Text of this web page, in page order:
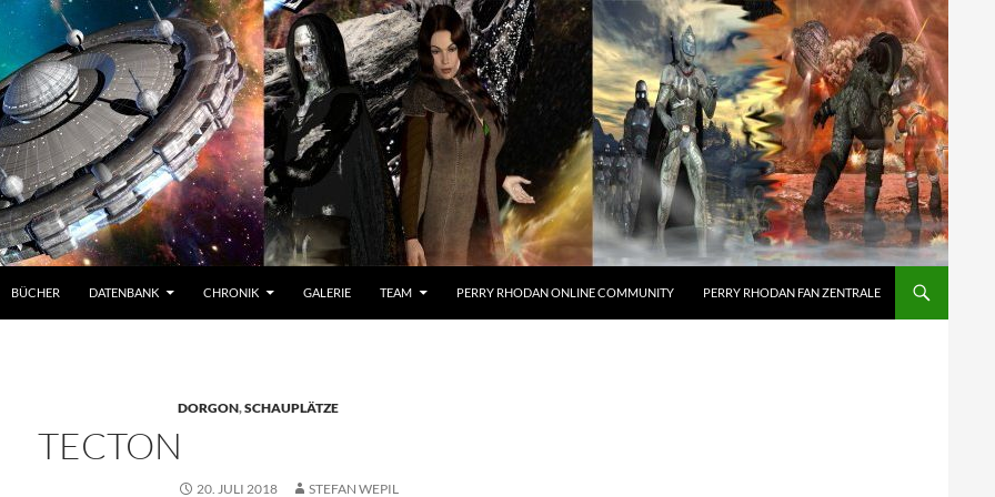
BÜCHER DATENBANK CHRONIK GALERIE TEAM PERRY RHODAN ONLINE COMMUNITY PERRY RHODAN FAN ZENTRALE
DORGON,SCHAUPLÄTZE
TECTON
20. JULI 2018 STEFAN WEPIL